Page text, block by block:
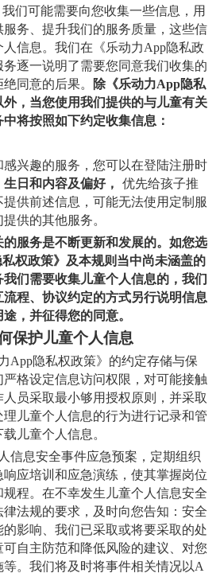
们可能需要向您收集一些信息，用
服务、提升我们的服务质量，这些信
信息。我们在《乐动力App隐私政
逐一说明了需要您同意我们收集的
同意的后果。
除《乐动力App隐私
，当您使用我们提供的与儿童有关
将按照如下约定收集信息：
兴趣的服务，您可以在登陆注册时
日和内容及偏好，
优先给孩子推
供前述信息，可能无法使用定制服
供的其他服务。
服务是不断更新和发展的。如您选
权政策》及本规则当中尚未涵盖的
们需要收集儿童个人信息的，我们
程、协议约定的方式另行说明信息
，并征得您的同意。
保护儿童个人信息
App隐私权政策》的约定存储与保
格设定信息访问权限，对可能接触
员采取最小够用授权原则，并采取
儿童个人信息的行为进行记录和管
儿童个人信息。
信息安全事件应急预案，定期组织
应培训和应急演练，使其掌握岗位
程。在不幸发生儿童个人信息安全
法规的要求，及时向您告知：安全
影响、我们已采取或将要采取的处
自主防范和降低风险的建议、对您
。我们将及时将事件相关情况以A